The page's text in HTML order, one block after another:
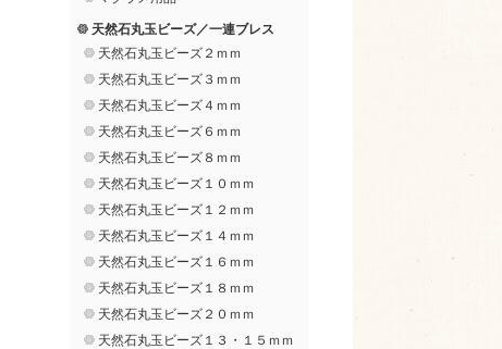
天然石丸玉ビーズ／一連ブレス
天然石丸玉ビーズ２ｍｍ
天然石丸玉ビーズ３ｍｍ
天然石丸玉ビーズ４ｍｍ
天然石丸玉ビーズ６ｍｍ
天然石丸玉ビーズ８ｍｍ
天然石丸玉ビーズ１０ｍｍ
天然石丸玉ビーズ１２ｍｍ
天然石丸玉ビーズ１４ｍｍ
天然石丸玉ビーズ１６ｍｍ
天然石丸玉ビーズ１８ｍｍ
天然石丸玉ビーズ２０ｍｍ
天然石丸玉ビーズ１３・１５ｍｍ